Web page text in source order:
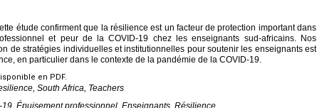
étude confirment que la résilience est un facteur de protection important dans
et peur de la COVID-19 chez les enseignants sud-africains. Nos
de stratégies individuelles et institutionnelles pour soutenir les enseignants est
en particulier dans le contexte de la pandémie de la COVID-19.
en PDF.
South Africa, Teachers